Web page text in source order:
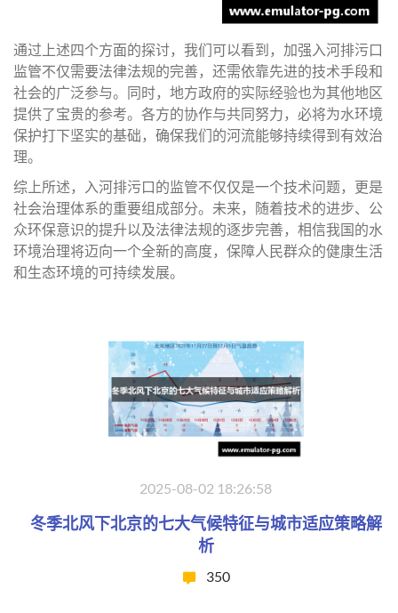
通过上述四个方面的探讨，我们可以看到，加强入河排污口
监管不仅需要法律法规的完善，还需依靠先进的技术手段和
社会的广泛参与。同时，地方政府的实际经验也为其他地区
提供了宝贵的参考。各方的协作与共同努力，必将为水环境
保护打下坚实的基础，确保我们的河流能够持续得到有效治
理。
综上所述，入河排污口的监管不仅仅是一个技术问题，更是
社会治理体系的重要组成部分。未来，随着技术的进步、公
众环保意识的提升以及法律法规的逐步完善，相信我国的水
环境治理将迈向一个全新的高度，保障人民群众的健康生活
和生态环境的可持续发展。
2025-08-02 18:26:58
冬季北风下北京的七大气候特征与城市适应策略解
析
350